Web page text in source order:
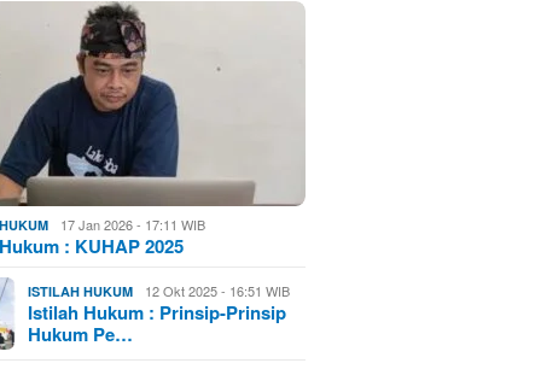
17 Jan 2026 - 17:11 WIB
: KUHAP 2025
ISTILAH HUKUM 12 Okt 2025 - 16:51 WIB
Istilah Hukum : Prinsip-Prinsip
Hukum Pe…